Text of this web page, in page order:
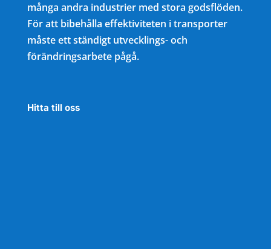
många andra industrier med stora godsflöden.
För att bibehålla effektiviteten i transporter
måste ett ständigt utvecklings- och
förändringsarbete pågå.
Hitta till oss